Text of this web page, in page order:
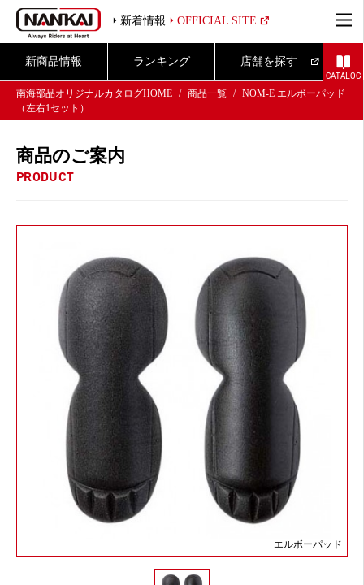
新着情報 OFFICIAL SITE
新商品情報 ランキング 店舗を探す
CATALOG
南海部品オリジナルカタログHOME
商品一覧
NOM-E エルボーパッド
（左右1セット）
商品のご案内
PRODUCT
エルボーパッド